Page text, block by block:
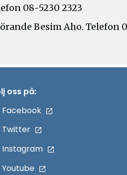
08-5230 2323
Besim Aho. Telefon
oss på:
Facebook
Twitter
Instagram
Youtube